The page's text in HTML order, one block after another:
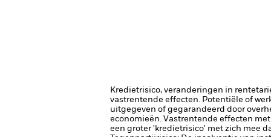
Kredietrisico, veranderingen in
vastrentende effecten. Potentiële of
uitgegeven of gegarandeerd door
economieën. Vastrentende effecten
een groter 'kredietrisico' met zich mee